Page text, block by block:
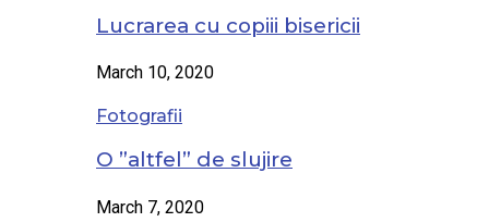
Lucrarea cu copiii bisericii
March 10, 2020
Fotografii
O ”altfel” de slujire
March 7, 2020